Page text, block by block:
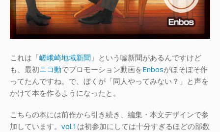
これは「嵯峨崎地域新聞 」という嘘新聞があるんですけど
も、最初ニコ動でプロモーション動画をEnbosがほそぼそ作
ってたんですね。で、ぼくが「同人やってみない？」と声を
かけて本を作るようになったと。
こちらの本には前作から引き続き、編集・本文デザインで参
加しています。 vol.1 は初参加にしては十分すぎるほどの部数